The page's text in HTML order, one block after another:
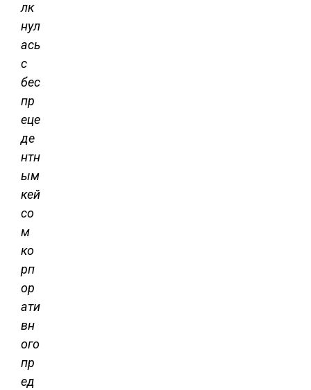
лк
нул
ась
с
бес
пр
еце
де
нтн
ым
кей
со
м
ко
рп
ор
ати
вн
ого
пр
ед